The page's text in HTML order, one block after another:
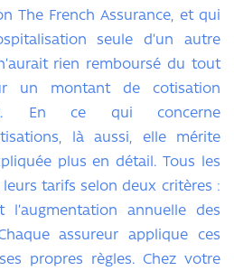
The French Assurance, et qui
seule d’un autre
rien remboursé du tout
un montant de cotisation
En ce qui concerne
là aussi, elle mérite
plus en détail. Tous les
tarifs selon deux critères :
l’augmentation annuelle des
assureur applique ces
propres règles. Chez votre